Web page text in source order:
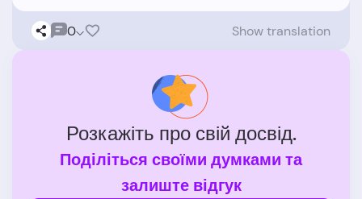
0 Show translation
Розкажіть про свій досвід.
Поділіться своїми думками та
залиште відгук